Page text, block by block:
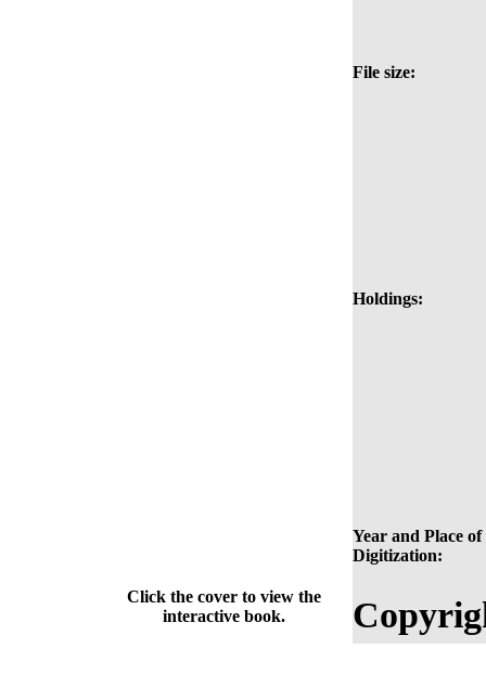
File size:
Holdings:
Year and Place of
Digitization:
Click the cover to view the
interactive book.